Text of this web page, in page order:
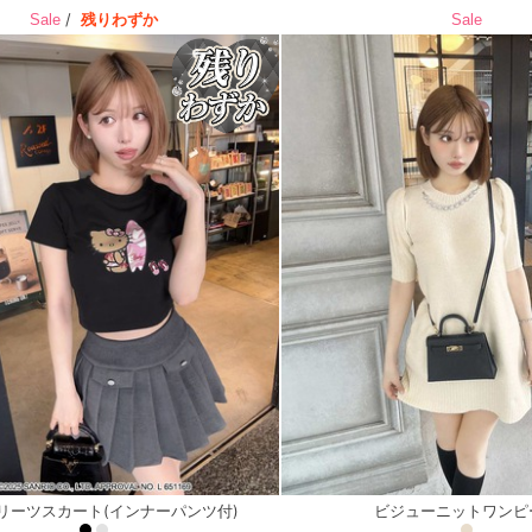
Sale /残りわずか
ーツスカート(インナーパンツ付)
Sale
ビジューニットワン